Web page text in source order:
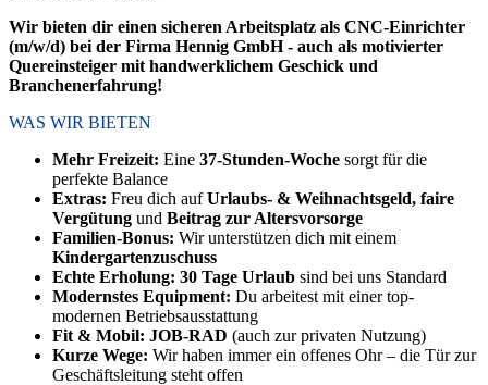
Wir bieten dir einen sicheren Arbeitsplatz als CNC-Einrichter
(m/w/d) bei der Firma Hennig GmbH - auch als motivierter
Quereinsteiger mit handwerklichem Geschick und
Branchenerfahrung!
WAS WIR BIETEN
Mehr Freizeit: Eine 37-Stunden-Woche sorgt für die
perfekte Balance
Extras: Freu dich aufUrlaubs- & Weihnachtsgeld, faire
Vergütung und Beitrag zur Altersvorsorge
Familien-Bonus: Wir unterstützen dich mit einem
Kindergartenzuschuss
Echte Erholung: 30 Tage Urlaub sind bei uns Standard
Modernstes Equipment: Du arbeitest mit einer top-
modernen Betriebsausstattung
Fit & Mobil: JOB-RAD (auch zur privaten Nutzung)
Kurze Wege: Wir haben immer ein offenes Ohr – die Tür zur
Geschäftsleitung steht offen